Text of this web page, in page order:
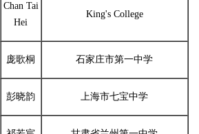
Chan Tai
Hei
King's College
庞歌桐 石家庄市第一中学
彭晓韵 上海市七宝中学